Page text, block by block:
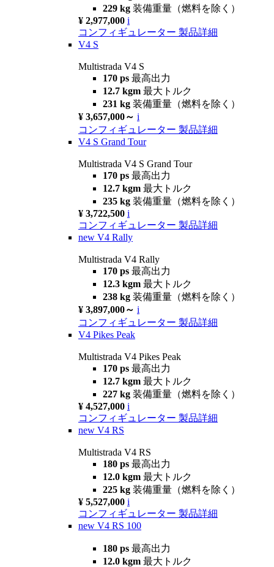
229 kg 装備重量（燃料を除く）
¥ 2,977,000 i
コンフィギュレーター 製品詳細
V4 S
Multistrada V4 S
170 ps 最高出力
12.7 kgm 最大トルク
231 kg 装備重量（燃料を除く）
¥ 3,657,000～ i
コンフィギュレーター 製品詳細
V4 S Grand Tour
Multistrada V4 S Grand Tour
170 ps 最高出力
12.7 kgm 最大トルク
235 kg 装備重量（燃料を除く）
¥ 3,722,500 i
コンフィギュレーター 製品詳細
new V4 Rally
Multistrada V4 Rally
170 ps 最高出力
12.3 kgm 最大トルク
238 kg 装備重量（燃料を除く）
¥ 3,897,000～ i
コンフィギュレーター 製品詳細
V4 Pikes Peak
Multistrada V4 Pikes Peak
170 ps 最高出力
12.7 kgm 最大トルク
227 kg 装備重量（燃料を除く）
¥ 4,527,000 i
コンフィギュレーター 製品詳細
new V4 RS
Multistrada V4 RS
180 ps 最高出力
12.0 kgm 最大トルク
225 kg 装備重量（燃料を除く）
¥ 5,527,000 i
コンフィギュレーター 製品詳細
new V4 RS 100
180 ps 最高出力
12.0 kgm 最大トルク